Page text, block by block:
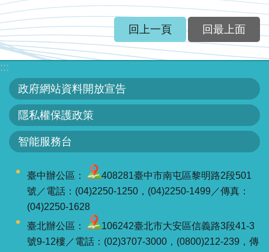
信
箱
常
問
答
廉
政
臺
平
回上一頁 回最上面
:::
政府網站資料開放宣告
隱私權保護政策
智能服務台
臺中辦公區：
408281臺中市南屯區黎明路2段501
號／電話：(04)2250-1250，(04)2250-1499／傳真：
(04)2250-1628
臺北辦公區：
106242臺北市大安區信義路3段41-3
號9-12樓／電話：(02)3707-3000，(0800)212-239，傳